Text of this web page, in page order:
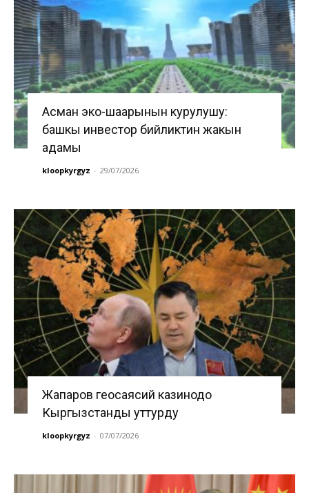
Асман эко-шаарынын курулушу:
башкы инвестор бийликтин жакын
адамы
kloopkyrgyz - 29/07/2026
Жапаров геосаясий казинодо
Кыргызстанды уттурду
kloopkyrgyz - 07/07/2026